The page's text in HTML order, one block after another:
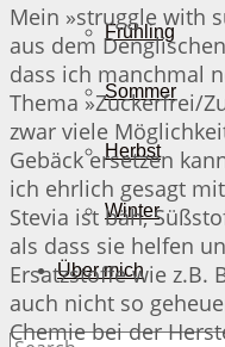
Frühling
Sommer
Herbst
Winter
Über mich
Mein »struggle with
aus dem
dass ich manchmal
Thema »Zuckerfrei/
zwar viele
Gebäck ersetzen
ich ehrlich gesagt
Stevia ist bäh,
als dass sie helfen
Ersatzstoffe wie z.B.
auch nicht so
Chemie bei der